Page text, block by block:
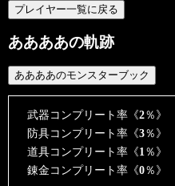
ああああの軌跡
武器コンプリート率《2％》
防具コンプリート率《3％》
道具コンプリート率《1 ％》
錬金コンプリート率《0％》